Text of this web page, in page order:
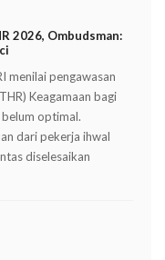
2026, Ombudsman:
menilai pengawasan
Keagamaan bagi
optimal.
dari pekerja ihwal
diselesaikan